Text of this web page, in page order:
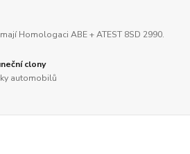
Homologaci ABE + ATEST 8SD 2990.
clony
automobilů